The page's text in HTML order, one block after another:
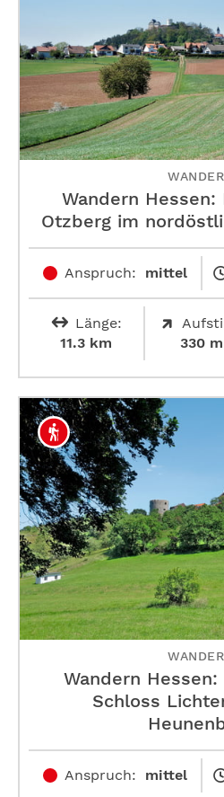
Wandern Hessen:
Otzberg im
Anspruch: mittel
Länge:
11.3 km
330 m
Wandern
Schloss
Anspruch: mittel